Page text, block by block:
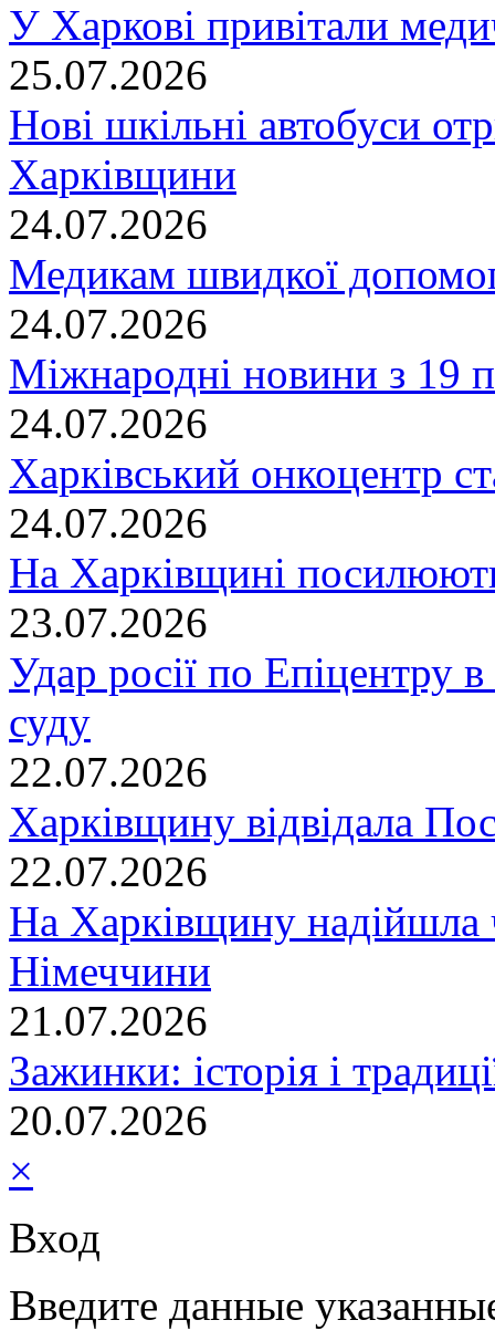
У Харкові привітали
25.07.2026
Нові шкільні автобуси
Харківщини
24.07.2026
Медикам швидкої
24.07.2026
Міжнародні новини з 19
24.07.2026
Харківський онкоцентр
24.07.2026
На Харківщині
23.07.2026
Удар росії по Епіцентру
суду
22.07.2026
Харківщину відвідала
22.07.2026
На Харківщину надійшла
Німеччини
21.07.2026
Зажинки: історія і
20.07.2026
×
Вход
Введите данные